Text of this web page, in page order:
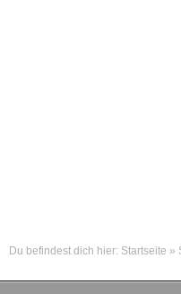
Du befindest dich hier: Startseite »